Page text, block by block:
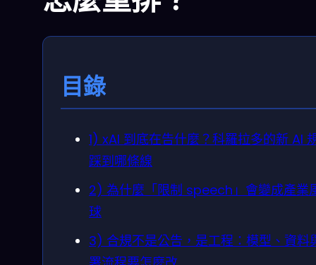
目錄
1) xAI 到底在告什麼？科羅拉多的新 AI
踩到哪條線
2) 為什麼「限制 speech」會變成產業
球
3) 合規不是公告，是工程：模型、資料